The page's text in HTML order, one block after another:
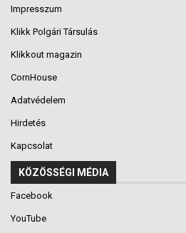
Impresszum
Klikk Polgári Társulás
Klikkout magazin
CornHouse
Adatvédelem
Hirdetés
Kapcsolat
KÖZÖSSÉGI MÉDIA
Facebook
YouTube